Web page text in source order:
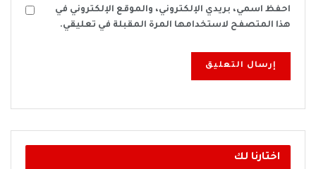
احفظ اسمي، بريدي الإلكتروني، والموقع الإلكتروني في
هذا المتصفح لاستخدامها المرة المقبلة في تعليقي.
اختارنا لك